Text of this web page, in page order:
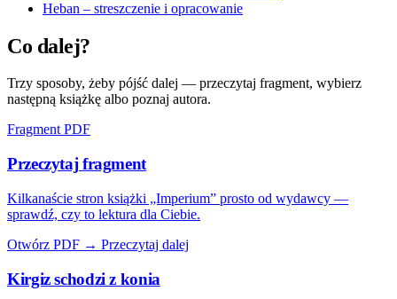
Heban – streszczenie i opracowanie
Co dalej?
Trzy sposoby, żeby pójść dalej — przeczytaj fragment, wybierz
następną książkę albo poznaj autora.
Fragment PDF
Przeczytaj fragment
Kilkanaście stron książki „Imperium” prosto od wydawcy —
sprawdź, czy to lektura dla Ciebie.
Otwórz PDF → Przeczytaj dalej
Kirgiz schodzi z konia